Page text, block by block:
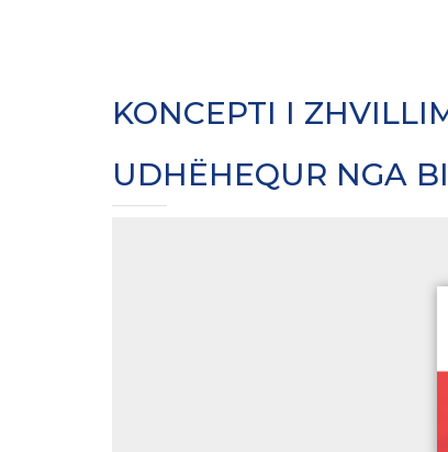
KONCEPTI I
UDHËHEQUR NGA